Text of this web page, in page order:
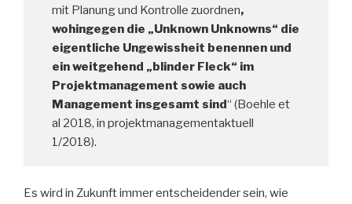
mit Planung und Kontrolle zuordnen,
wohingegen die „Unknown Unknowns“ die
eigentliche Ungewissheit benennen und
ein weitgehend „blinder Fleck“ im
Projektmanagement sowie auch
Management insgesamt sind“ (Boehle et
al 2018, in projektmanagementaktuell
1/2018).
Es wird in Zukunft immer entscheidender sein, wie